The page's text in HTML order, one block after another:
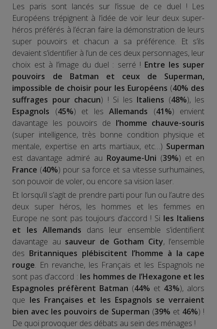
Les paris sont lancés sur l’issue de ce duel ! Les
Européens trépignent à l’idée de voir leur deux super-
héros préférés à l’écran faire la démonstration de leurs
super pouvoirs et chacun a sa préférence. Et s’ils
devaient s’identifier à l’un de ces deux personnages, leur
choix est à l’image du duel : serré ! Entre les super
pouvoirs de Batman et ceux de Superman,
impossible de choisir pour les Européens (40% des
suffrages pour chacun) ! Si les Italiens (48%), les
Espagnols (45%) et lesAllemands (41%) envient
davantage les pouvoirs de l’homme chauve-souris
(super intelligence, très bonne condition physique et
mentale, expertise en arts martiaux, etc…) Superman
est davantage admiré au Royaume-Uni (39%) et en
France (40%) pour sa force et sa vitesse surhumaines,
son pouvoir de voler, ou encore sa vision laser.
Et lorsqu’il s’agit de prendre parti pour l’un ou l’autre des
deux super héros, les hommes et les femmes en
Europe ne sont pas toujours d’accord ! Si les Italiens
et les Allemands dans leur ensemble s’identifient
davantage au sauveur de Gotham City, l’ensemble
des Britanniques plébiscitent l’homme à la cape
rouge. En revanche, les Français et les Espagnols ne
sont pas d’accord : les hommes de l’Hexagone et les
Espagnoles préfèrent Batman (44% et 43%), alors
que les Françaises et les Espagnols se verraient
bien avec les pouvoirs de Superman (39% et 46%) !
De quoi provoquer des débats au sein des ménages !